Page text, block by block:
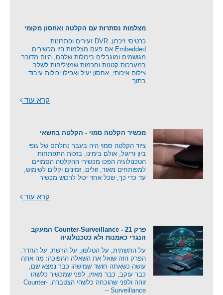
מצלמות נסתרות עם הקלטה ואחסון מקומי
כרטיסי זיכרון, DVR זעירים ופתרונות
Embedded אם פעם מצלמות היו מכשירים
מגושמים ומוגבלים ביכולות שלהם, היום מדובר
במערכות קטנות וחכמות שמצליחות לשלב
צילום איכותי, אחסון יעיל ואפילו יכולות עיבוד
בתוך
קרא עוד
מכשיר הקלטה סמוי - הקלטה בחשאי
ציוד הקלטה סמוי היה בעבר נחלתם של גופי
ביון וריגול, אולם בימינו, בזכות התפתחות
הטכנולוגיה הפכו מכשירי ההקלטה הסמויים
למפותחים מאוד, זולים, זמינים וקלים לשימוש,
עד כדי כך, שכל אחד יכול לרכוש מכשיר
קרא עוד
פרק 21 - Counter-Surveillance המעקב
הנגדי כאמנות ולא כטכנולוגיה
על התשתית, על הטלפון, על הרשת, על החדר.
הפרק הזה שואל את השאלה ההפוכה: מה אתה
עושה כשאתה חושד שמישהו כבר נמצא שם,
כבר עוקב, כבר מאזין, לפני שמכשיר כלשהו
זוהה ולפני שהוכחה כלשהי הצטברה. Counter-
Surveillance –